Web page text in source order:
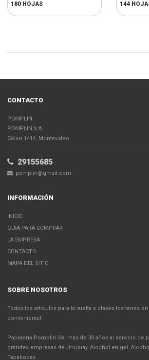
180 HOJAS
144
CONTACTO
POMPLIN
POMPLIN S.A
Colon 1414, Montevideo
29155685
pomplin@gmail.com
INFORMACIÓN
INICIO
GUIA PARA COMPRAR
LA EMPRESA
CONTACTO
MAPA DEL SITIO
SOBRE NOSOTROS
Todos los articulos para la vuelta a clases los tenes
conveniente!
Papelería Pomplin SA, más de 30 años al servicio de
grandes empresas de Uruguay. Alcohol en gel.
Tapabocas